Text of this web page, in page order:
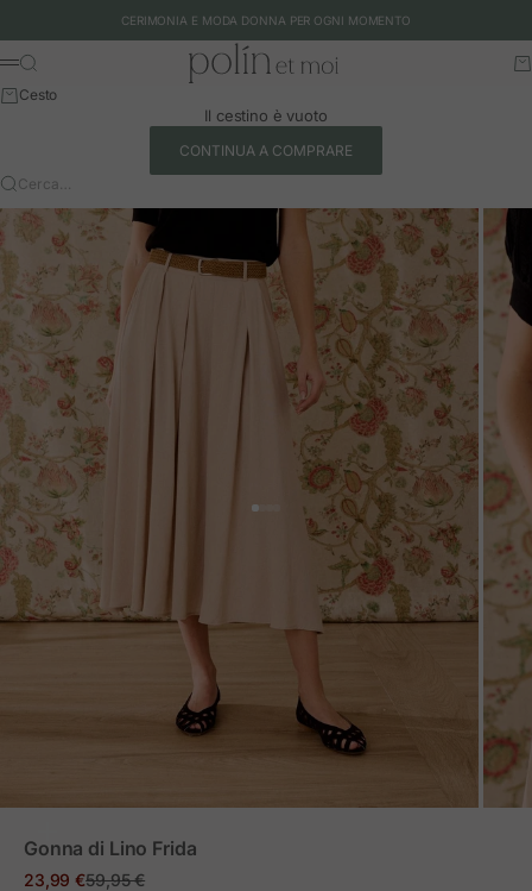
CERIMONIA E MODA DONNA PER OGNI MOMENTO
Polín et moi - EU
Menu
Cerca
Cesto
Il cestino è vuoto
CONTINUA A COMPRARE
Cerca…
Vai all'articolo 1
Vai all'articolo 2
Vai all'articolo 3
Vai all'articolo 4
Gonna di Lino Frida
Prezzo in offerta
23,99 €Prezzo normale
59,95 €